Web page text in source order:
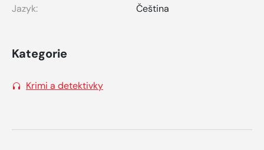
Jazyk:
Čeština
Kategorie
Krimi a detektivky